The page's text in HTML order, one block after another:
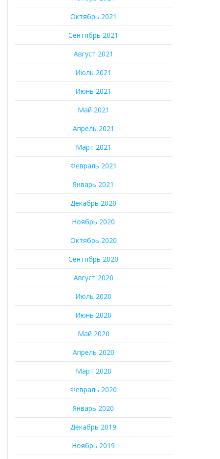
Октябрь 2021
Сентябрь 2021
Август 2021
Июль 2021
Июнь 2021
Май 2021
Апрель 2021
Март 2021
Февраль 2021
Январь 2021
Декабрь 2020
Ноябрь 2020
Октябрь 2020
Сентябрь 2020
Август 2020
Июль 2020
Июнь 2020
Май 2020
Апрель 2020
Март 2020
Февраль 2020
Январь 2020
Декабрь 2019
Ноябрь 2019